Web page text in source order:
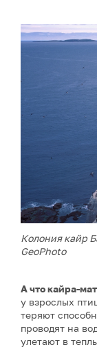
Колония кайр
GeoPhoto
А что кайра-
у взрослых
теряют
проводят на
улетают в